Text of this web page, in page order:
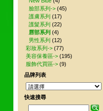
臉部系列-> (45)
護膚系列 (17)
護髮系列 (22)
唇部系列 (4)
男性系列 (12)
彩妝系列-> (77)
美容保養區-> (195)
服飾代買區-> (9)
品牌列表
快速搜尋